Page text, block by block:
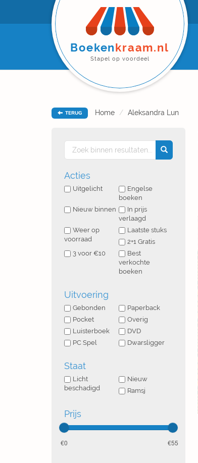
Boekenkraam.nl
Stapel op voordeel
TERUG Home Aleksandra Lun
Acties
Uitgelicht
Engelse
boeken
Nieuw binnen
In prijs
verlaagd
Weer op
voorraad
Laatste stuks
2+1 Gratis
3 voor €10
Best
verkochte
boeken
Uitvoering
Gebonden
Paperback
Pocket
Overig
Luisterboek
DVD
PC Spel
Dwarsligger
Staat
Licht
beschadigd
Nieuw
Ramsj
Prijs
0 55